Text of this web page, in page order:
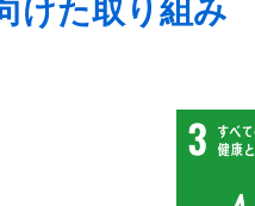
けた取り組み